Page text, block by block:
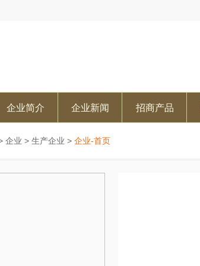
企业简介 企业新闻 招商产品
企业 > 生产企业 > 企业-首页